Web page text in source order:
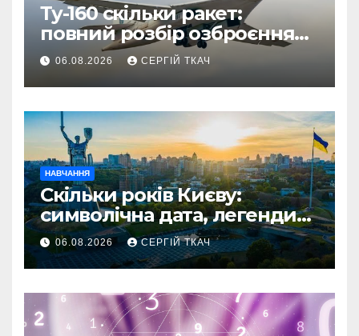
Ту-160 скільки ракет:
повний розбір озброєння
стратегічного
бомбардувальника
06.08.2026 СЕРГІЙ ТКАЧ
НАВЧАННЯ
Скільки років Києву:
символічна дата, легенди
та те, що кажуть історики
06.08.2026 СЕРГІЙ ТКАЧ